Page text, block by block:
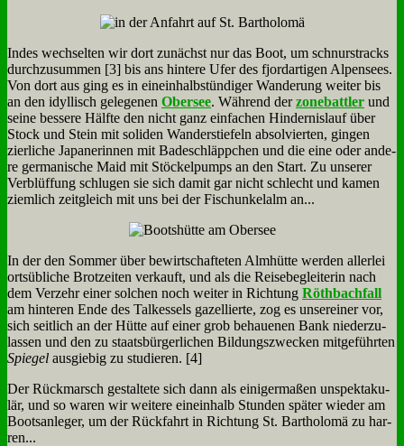
In­des wech­sel­ten wir dort zu­nächst nur das Boot, um schnur­stracks
durch­zu­sum­men [3] bis ans hin­te­re Ufer des fjord­ar­ti­gen Al­pen­sees.
Von dort aus ging es in ein­ein­halb­stün­di­ger Wan­de­rung wei­ter bis
an den idyl­lisch ge­le­ge­nen Ober­see. Wäh­rend derzone­batt­ler und
sei­ne bes­se­re Hälf­te den nicht ganz ein­fa­chen Hin­der­nis­lauf über
Stock und Stein mit so­li­den Wan­der­stie­feln ab­sol­vier­ten, gin­gen
zier­li­che Ja­pa­ne­rin­nen mit Ba­de­schläpp­chen und die ei­ne oder an­de­
re ger­ma­ni­sche Maid mit Stöckel­pumps an den Start. Zu un­se­rer
Ver­blüf­fung schlu­gen sie sich da­mit gar nicht schlecht und ka­men
ziem­lich zeit­gleich mit uns bei der Fi­schun­kel­alm an...
In der den Som­mer über be­wirt­schaf­te­ten Alm­hüt­te wer­den al­ler­lei
orts­üb­li­che Brot­zei­ten ver­kauft, und als die Rei­se­be­glei­te­rin nach
dem Ver­zehr ei­ner sol­chen noch wei­ter in Rich­tung Röth­bach­fall
am hin­te­ren En­de des Tal­kes­sels ga­zel­lier­te, zog es un­ser­ei­ner vor,
sich seit­lich an der Hüt­te auf ei­ner grob be­haue­nen Bank nie­der­zu­
las­sen und den zu staats­bür­ger­li­chen Bil­dungs­zwecken mit­ge­führ­ten
Spie­gel aus­gie­big zu stu­die­ren. [4]
Der Rück­marsch ge­stal­te­te sich dann als ei­ni­ger­ma­ßen un­spek­ta­ku­
lär, und so wa­ren wir wei­te­re ein­ein­halb Stun­den spä­ter wie­der am
Boots­an­le­ger, um der Rück­fahrt in Rich­tung St. Bar­tho­lo­mä zu har­
ren...